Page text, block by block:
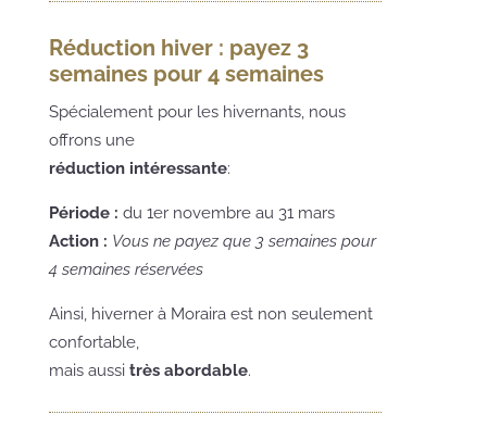
Réduction hiver : payez 3
semaines pour 4 semaines
Spécialement pour les hivernants, nous
offrons une
réduction intéressante:
Période : du 1er novembre au 31 mars
Action : Vous ne payez que 3 semaines pour
4 semaines réservées
Ainsi, hiverner à Moraira est non seulement
confortable,
mais aussi très abordable.